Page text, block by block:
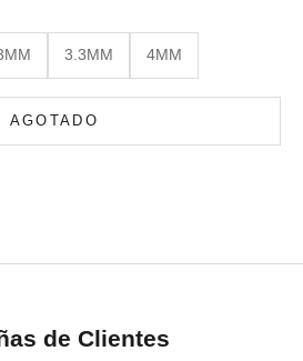
3.3MM 4MM
AGOTADO
de Clientes